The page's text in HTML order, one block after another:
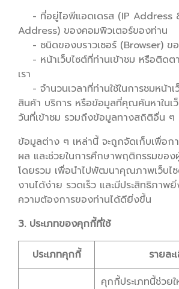
- ที่อยู่ไอพีแอดเดรส (IP Address
Address) ของคอมพิวเตอร์ของท่าน
- ชนิดของบราวเซอร์ (Browser) ข
- หน้าเว็บไซต์ที่ท่านเข้าชม หรือติดต
เรา
- จำนวนเวลาที่ท่านใช้ในการชมหน้า
สินค้า บริการ หรือข้อมูลที่คุณค้นหาในเว็
วันที่เข้าชม รวมถึงข้อมูลทางสถิติอื่น ๆ
ข้อมูลต่าง ๆ เหล่านี้ จะถูกจัดเก็บเพื่อกา
ผล และช่วยในการศึกษาพฤติกรรมของ
โดยรวม เพื่อนำไปพัฒนาคุณภาพเว็บไซ
งานได้ง่าย รวดเร็ว และมีประสิทธิภาพ
ความต้องการของท่านได้ดียิ่งขึ้น
3. ประเภทของคุกกี้ที่ใช้
ประเภทคุกกี้ รายละ
คุกกี้ประเภทนี้ช่วย